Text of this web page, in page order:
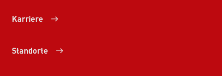
Karriere
Standorte